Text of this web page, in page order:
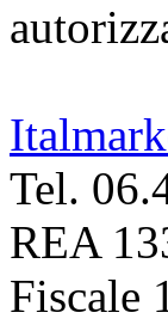
Tel.
REA
Fiscale